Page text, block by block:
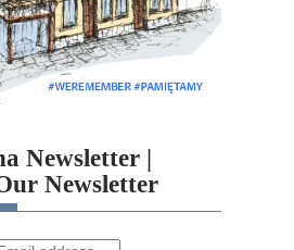
Newsletter |
Newsletter